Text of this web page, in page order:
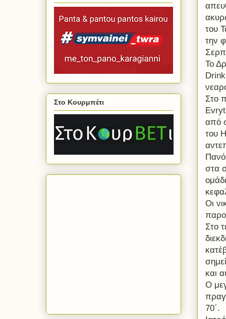
του
την
Το
Drink
Στο
από
του
στα
Οι
Στο
και
Ο
70΄.
Στο Κουρμπέτι